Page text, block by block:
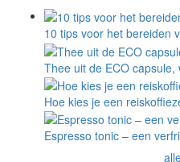
10 tips voor het bereiden
Thee uit de ECO capsule,
Hoe kies je een
Espresso tonic – een